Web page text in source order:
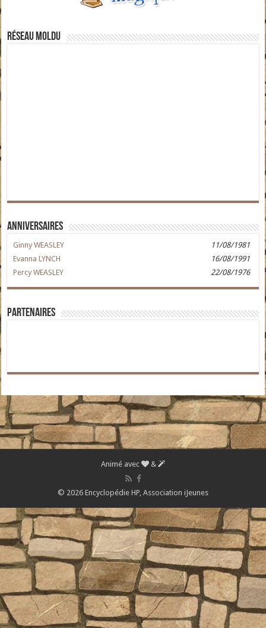
Réseau moldu
Anniversaires
Ginny WEASLEY
11/08/1981
Evanna LYNCH
16/08/1991
Percy WEASLEY
22/08/1976
Partenaires
Animé avec &
© 2026 Encyclopédie HP, Association iJeunes